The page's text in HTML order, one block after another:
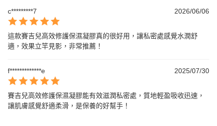
c*********7
2026/06/06
這款賽吉兒高效修護保濕凝膠真的很好用，讓私密處感覺水潤舒
適，效果立竿見影，非常推薦！
f*************e 2025/07/30
賽吉兒高效修護保濕凝膠能有效滋潤私密處，質地輕盈吸收迅速，
讓肌膚感覺舒適柔滑，是保養的好幫手！